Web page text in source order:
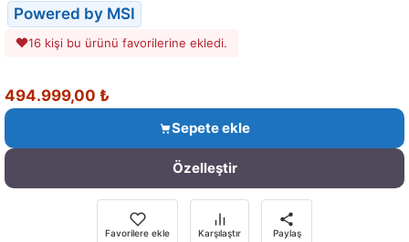
Powered by MSI
16 kişi bu ürünü favorilerine ekledi.
494.999,00 ₺
Sepete ekle
Özelleştir
Favorilere ekle Karşılaştır Paylaş